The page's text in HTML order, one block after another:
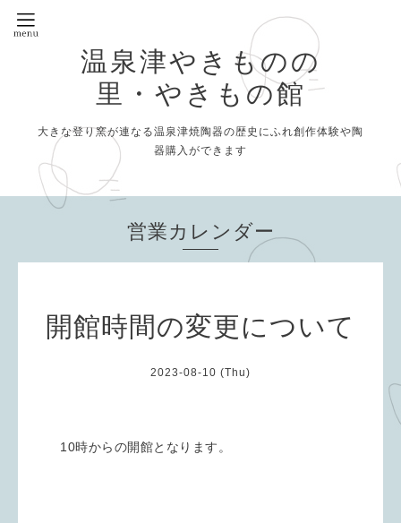
温泉津やきものの
里・やきもの館
大きな登り窯が連なる温泉津焼陶器の歴史にふれ創作体験や陶
器購入ができます
営業カレンダー
開館時間の変更について
2023-08-10 (Thu)
10時からの開館となります。